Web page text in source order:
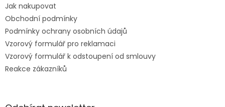
Jak nakupovat
Obchodní podmínky
Podmínky ochrany osobních údajů
Vzorový formulář pro reklamaci
Vzorový formulář k odstoupení od smlouvy
Reakce zákazníků